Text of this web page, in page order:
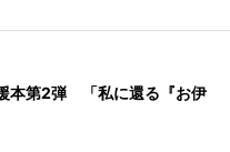
本第2弾 「私に還る『お伊